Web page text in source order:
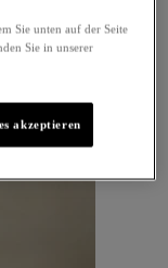
de Toilette, zum
Sie unten auf der Seite
Sie in unserer
akzeptieren